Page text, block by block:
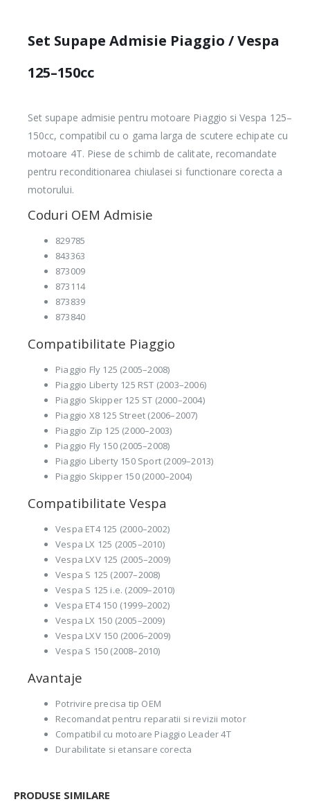
Set Supape Admisie Piaggio / Vespa
125–150cc
Set supape admisie pentru motoare Piaggio si Vespa 125–
150cc, compatibil cu o gama larga de scutere echipate cu
motoare 4T. Piese de schimb de calitate, recomandate
pentru reconditionarea chiulasei si functionare corecta a
motorului.
Coduri OEM Admisie
829785
843363
873009
873114
873839
873840
Compatibilitate Piaggio
Piaggio Fly 125 (2005–2008)
Piaggio Liberty 125 RST (2003–2006)
Piaggio Skipper 125 ST (2000–2004)
Piaggio X8 125 Street (2006–2007)
Piaggio Zip 125 (2000–2003)
Piaggio Fly 150 (2005–2008)
Piaggio Liberty 150 Sport (2009–2013)
Piaggio Skipper 150 (2000–2004)
Compatibilitate Vespa
Vespa ET4 125 (2000–2002)
Vespa LX 125 (2005–2010)
Vespa LXV 125 (2005–2009)
Vespa S 125 (2007–2008)
Vespa S 125 i.e. (2009–2010)
Vespa ET4 150 (1999–2002)
Vespa LX 150 (2005–2009)
Vespa LXV 150 (2006–2009)
Vespa S 150 (2008–2010)
Avantaje
Potrivire precisa tip OEM
Recomandat pentru reparatii si revizii motor
Compatibil cu motoare Piaggio Leader 4T
Durabilitate si etansare corecta
PRODUSE SIMILARE